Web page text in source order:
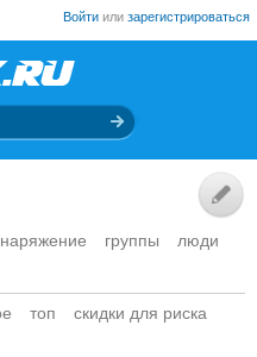
Войти или зарегистрироваться
группы
люди
топ скидки для риска